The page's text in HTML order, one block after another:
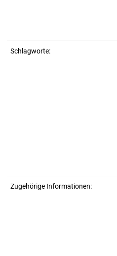
Schlagworte:
Zugehörige Informationen: